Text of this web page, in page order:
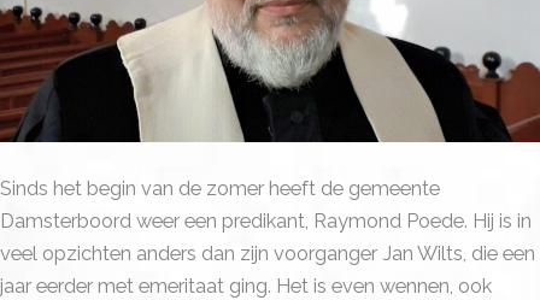
Sinds het begin van de zomer heeft de gemeente
Damsterboord weer een predikant, Raymond Poede. Hij is in
veel opzichten anders dan zijn voorganger Jan Wilts, die een
jaar eerder met emeritaat ging. Het is even wennen, ook